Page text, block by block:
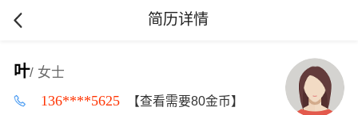
简历详情
叶/ 女士
136****5625 【查看需要80金币】